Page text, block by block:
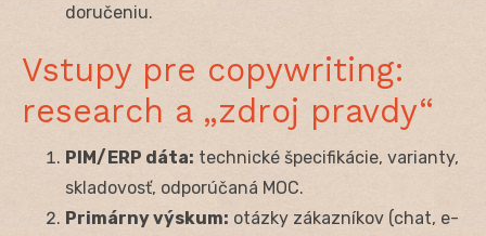
doručeniu.
Vstupy pre copywriting:
research a „zdroj pravdy“
PIM/ERP dáta: technické špecifikácie, varianty,
skladovosť, odporúčaná MOC.
Primárny výskum: otázky zákazníkov (chat, e-